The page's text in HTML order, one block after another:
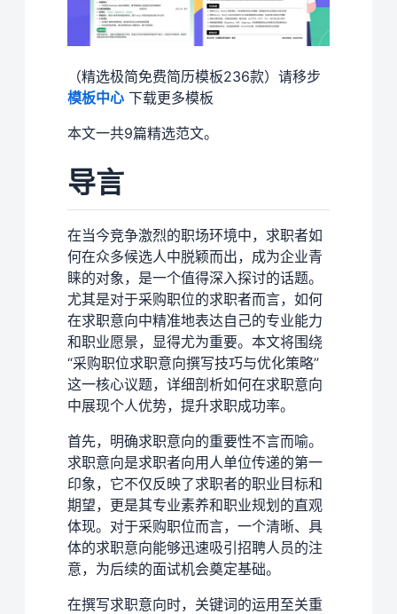
（精选极简免费简历模板236款）请移步
模板中心 下载更多模板
本文一共9篇精选范文。
导言
在当今竞争激烈的职场环境中，求职者如
何在众多候选人中脱颖而出，成为企业青
睐的对象，是一个值得深入探讨的话题。
尤其是对于采购职位的求职者而言，如何
在求职意向中精准地表达自己的专业能力
和职业愿景，显得尤为重要。本文将围绕
“采购职位求职意向撰写技巧与优化策略”
这一核心议题，详细剖析如何在求职意向
中展现个人优势，提升求职成功率。
首先，明确求职意向的重要性不言而喻。
求职意向是求职者向用人单位传递的第一
印象，它不仅反映了求职者的职业目标和
期望，更是其专业素养和职业规划的直观
体现。对于采购职位而言，一个清晰、具
体的求职意向能够迅速吸引招聘人员的注
意，为后续的面试机会奠定基础。
在撰写求职意向时，关键词的运用至关重